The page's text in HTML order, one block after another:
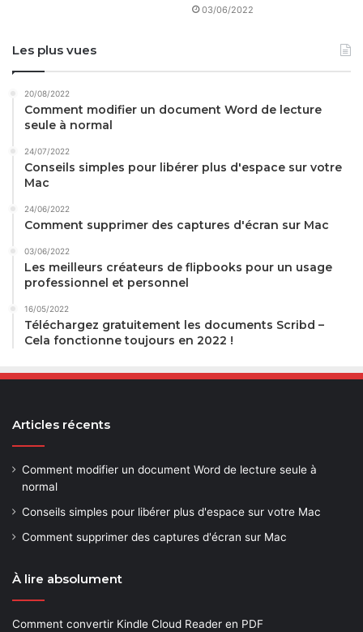
03/06/2022
Les plus vues
20/08/2022
Comment modifier un document Word de lecture
seule à normal
24/07/2022
Conseils simples pour libérer plus d'espace sur votre
Mac
24/06/2022
Comment supprimer des captures d'écran sur Mac
03/06/2022
Les meilleurs créateurs de flipbooks pour un usage
professionnel et personnel
16/05/2022
Téléchargez gratuitement les documents Scribd –
Cela fonctionne toujours en 2022 !
Articles récents
Comment modifier un document Word de lecture seule à
normal
Conseils simples pour libérer plus d'espace sur votre Mac
Comment supprimer des captures d'écran sur Mac
À lire absolument
Comment convertir Kindle Cloud Reader en PDF